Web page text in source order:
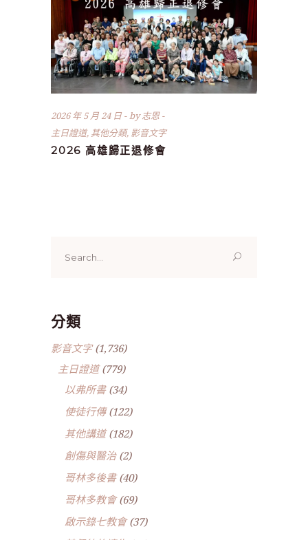
2026 年 5 月 24 日 by志恩
主日證道, 其他分類, 影音文字
2026 高雄歸正退修會
for:
分類
影音文字(1,736)
主日證道(779)
以弗所書(34)
使徒行傳(122)
其他講道(182)
創傷與醫治(2)
哥林多後書(40)
哥林多教會(69)
啟示錄七教會(37)